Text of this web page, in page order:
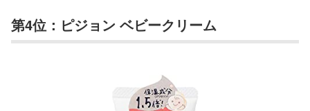
第4位：ピジョン ベビークリーム